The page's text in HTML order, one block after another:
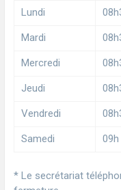
Lundi
Mardi
Mercredi
Jeudi
Vendredi
Samedi
* Le secrétariat